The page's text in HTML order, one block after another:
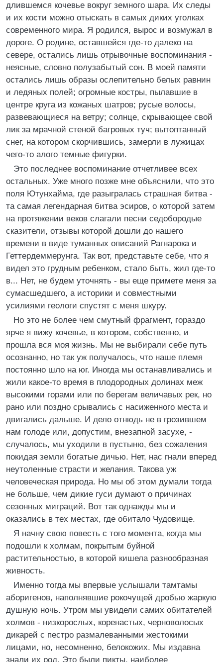
длившемся кочевье вокруг земного шара. Их следы
и их кости можно отыскать в самых диких уголках
современного мира. Я родился, вырос и возмужал в
дороге. О родине, оставшейся где-то далеко на
севере, остались лишь отрывочные воспоминания -
неясные, словно полузабытый сон. В моей памяти
остались лишь образы ослепительно белых равнин
и ледяных полей; огромные костры, пылавшие в
центре круга из кожаных шатров; русые волосы,
развевающиеся на ветру; солнце, скрывающее свой
лик за мрачной стеной багровых туч; вытоптанный
снег, на котором скорчившись, замерли в лужицах
чего-то алого темные фигурки.
Это последнее воспоминание отчетливее всех
остальных. Уже много позже мне объяснили, что это
поля Ютунхайма, где разыгралась страшная битва -
та самая легендарная битва эсиров, о которой затем
на протяжении веков слагали песни седобородые
сказители, отзывы которой дошли до нашего
времени в виде туманных описаний Рагнарока и
Геттердеммерунга. Так вот, представьте себе, что я
видел это грудным ребенком, стало быть, жил где-то
в... Нет, не будем уточнять - вы еще примете меня за
сумасшедшего, а историки и совместными
усилиями геологи спустят с меня шкуру.
Но это не более чем смутный фрагмент, гораздо
ярче я вижу кочевье, в котором, собственно, и
прошла вся моя жизнь. Мы не выбирали себе путь
осознанно, но так уж получалось, что наше племя
постоянно шло на юг. Иногда мы останавливались и
жили какое-то время в плодородных долинах меж
высокими горами или по берегам величавых рек, но
рано или поздно срывались с насиженного места и
двигались дальше. И дело отнюдь не в грозившем
нам голоде или, допустим, внезапной засухе, -
случалось, мы уходили в пустыню, без сожаления
покидая земли богатые дичью. Нет, нас гнали вперед
неутоленные страсти и желания. Такова уж
человеческая природа. Но мы об этом думали тогда
не больше, чем дикие гуси думают о причинах
сезонных миграций. Вот так однажды мы и
оказались в тех местах, где обитало Чудовище.
Я начну свою повесть с того момента, когда мы
подошли к холмам, покрытым буйной
растительностью, в которой кишела разнообразная
живность.
Именно тогда мы впервые услышали тамтамы
аборигенов, наполнявшие рокочущей дробью жаркую
душную ночь. Утром мы увидели самих обитателей
холмов - низкорослых, коренастых, черноволосых
дикарей с пестро размалеванными жестокими
лицами, но, несомненно, белокожих. Мы издавна
знали их род. Это были пикты, наиболее